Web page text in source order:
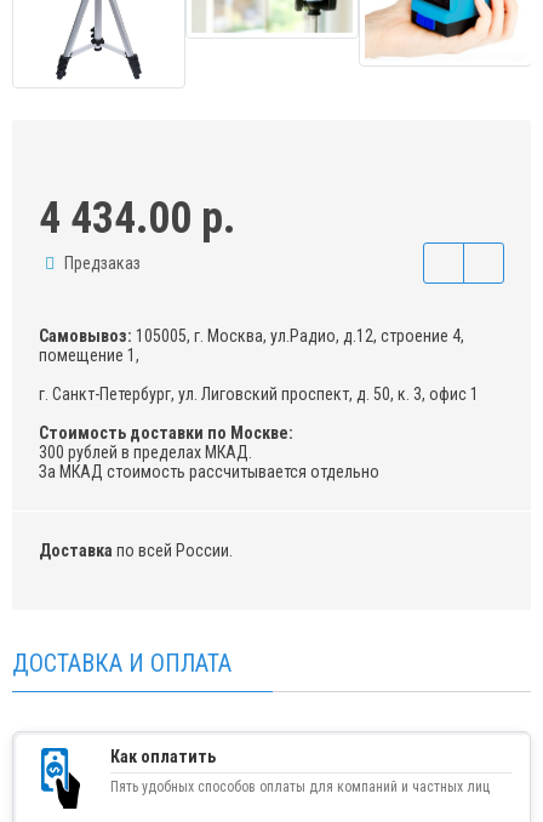
4 434.00 р.
Предзаказ
Самовывоз: 105005, г. Москва, ул.Радио, д.12, строение 4,
помещение 1,
г. Санкт-Петербург, ул. Лиговский проспект, д. 50, к. 3, офис 1
Стоимость доставки по Москве:
300 рублей в пределах МКАД.
За МКАД стоимость рассчитывается отдельно
Доставка по всей России.
ДОСТАВКА И ОПЛАТА
Как оплатить
Пять удобных способов оплаты для компаний и частных лиц